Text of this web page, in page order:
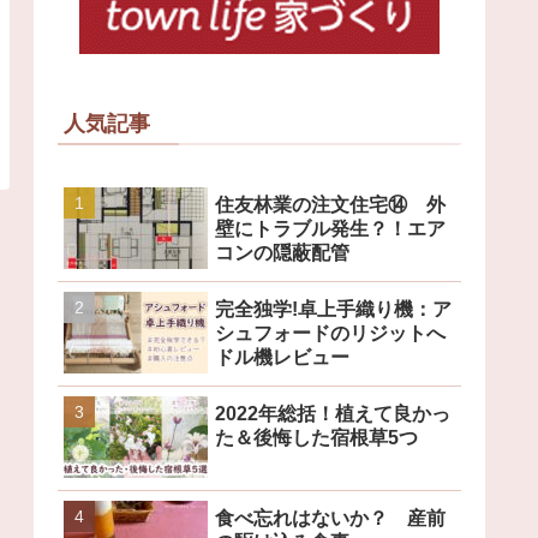
人気記事
住友林業の注文住宅⑭ 外
壁にトラブル発生？！エア
コンの隠蔽配管
完全独学!卓上手織り機：ア
シュフォードのリジットへ
ドル機レビュー
2022年総括！植えて良かっ
た＆後悔した宿根草5つ
食べ忘れはないか？ 産前